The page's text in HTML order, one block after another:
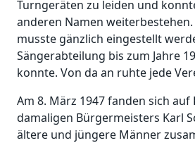
Turngeräten zu leiden und
anderen Namen
musste gänzlich eingestellt
Sängerabteilung bis zum Jahre
konnte. Von da an ruhte jede
Am 8. März 1947 fanden sich auf
damaligen Bürgermeisters Karl
ältere und jüngere Männer